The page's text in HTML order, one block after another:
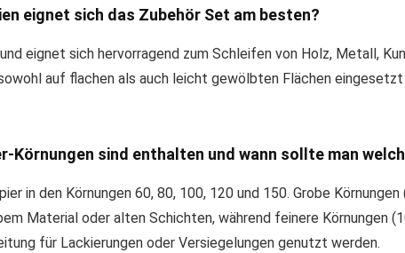
eignet sich das Zubehör Set am besten?
eignet sich hervorragend zum Schleifen von Holz, Metall,
auf flachen als auch leicht gewölbten Flächen
Körnungen sind enthalten und wann sollte man
in den Körnungen 60, 80, 100, 120 und 150. Grobe Körnungen
Material oder alten Schichten, während feinere Körnungen
für Lackierungen oder Versiegelungen genutzt werden.